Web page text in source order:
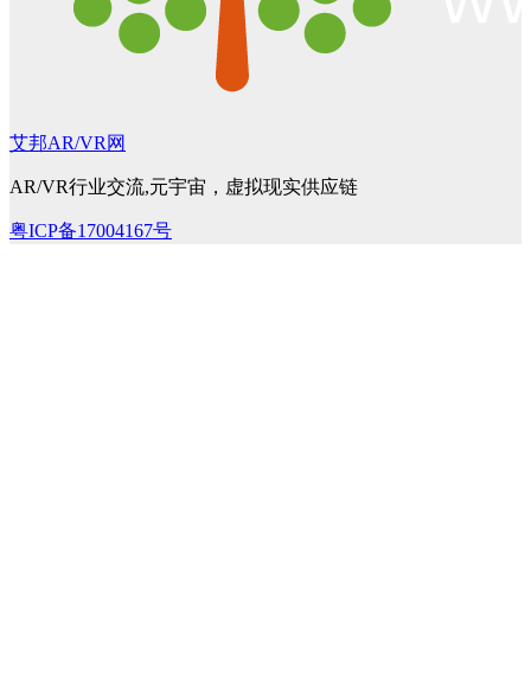
艾邦AR/VR网
AR/VR行业交流,元宇宙，虚拟现实供应链
粤ICP备17004167号